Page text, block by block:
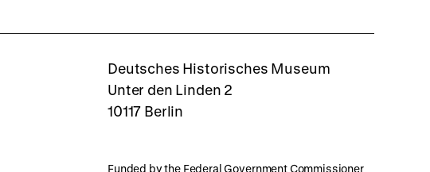
LetterboxdDeutsches Historisches Museum
Unter den Linden 2
10117 Berlin
Funded by the Federal Government Commissioner